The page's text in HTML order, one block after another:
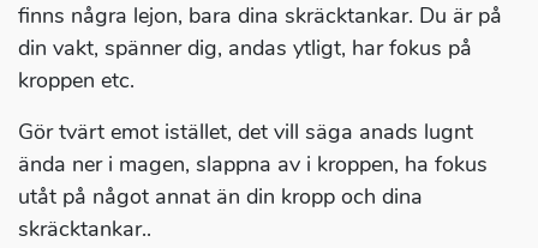
finns några lejon, bara dina skräcktankar. Du är på
din vakt, spänner dig, andas ytligt, har fokus på
kroppen etc.
Gör tvärt emot istället, det vill säga anads lugnt
ända ner i magen, slappna av i kroppen, ha fokus
utåt på något annat än din kropp och dina
skräcktankar..